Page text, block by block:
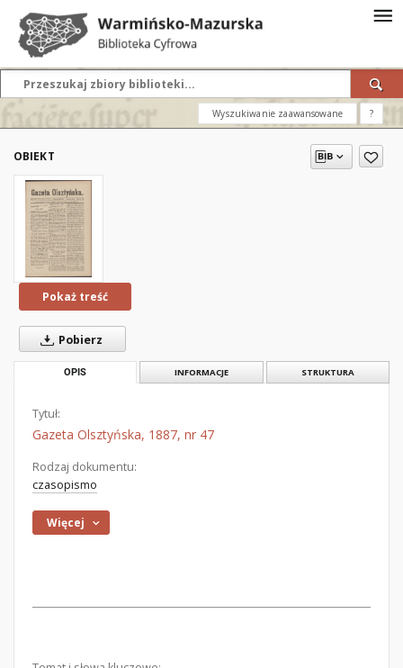
Wyszukiwanie zaawansowane ?
OBIEKT
Pokaż treść
Pobierz
OPIS INFORMACJE STRUKTURA
Tytuł:
Gazeta Olsztyńska, 1887, nr 47
Rodzaj dokumentu:
czasopismo
Więcej